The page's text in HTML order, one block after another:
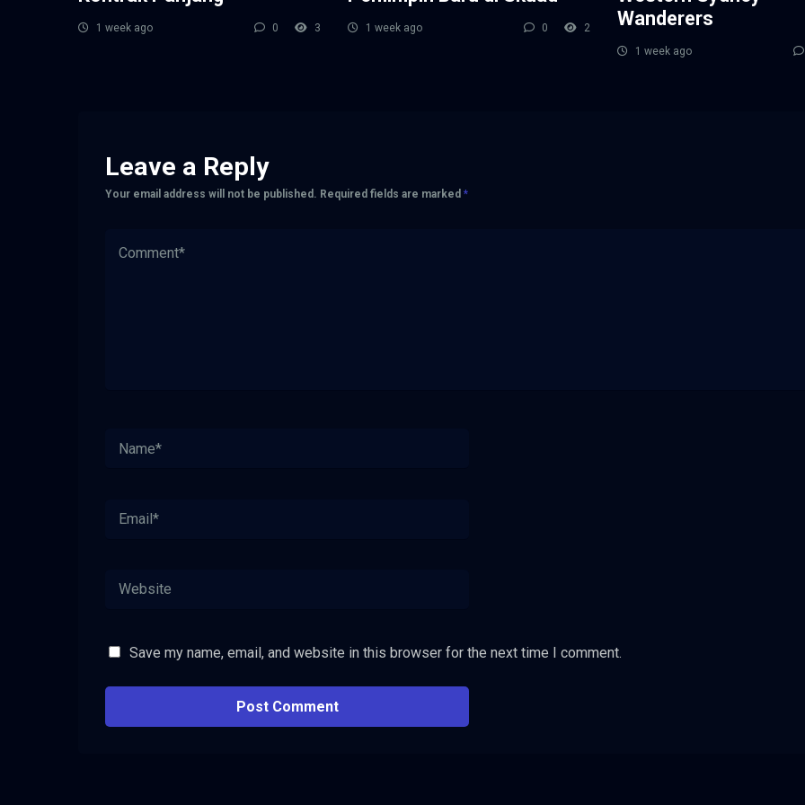
1 week ago 0 3 1 week ago 0 2
Wanderers
1 week ago
Leave a Reply
Your email address will not be published. Required fields are marked *
Save my name, email, and website in this browser for the next time I comment.